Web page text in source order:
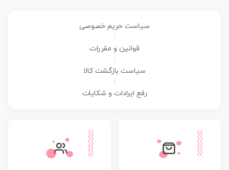
سیاست حریم خصوصی
قوانین و مقررات
سیاست بازگشت کالا
رفع ایرادات و شکایات